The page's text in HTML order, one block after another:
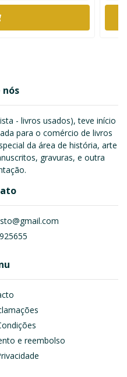
nós
- livros usados), teve início
para o comércio de livros
da área de história, arte
gravuras, e outra
e reembolso